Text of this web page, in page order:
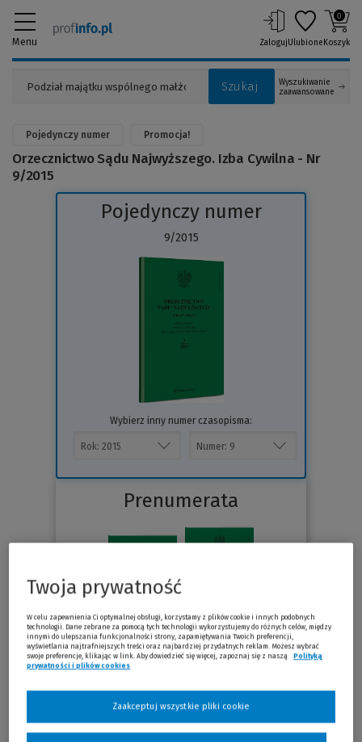
Menu
Szukaj
Wyszukiwanie
zaawansowane
ZalogujUlubione
0
Koszyk
Pojedynczy numer Promocja!
Orzecznictwo Sądu Najwyższego. Izba Cywilna - Nr
9/2015
Pojedynczy numer
9/2015
(Link
Wybierz inny numer czasopisma:
Prenumerata
Już od 91 zł /miesiąc
Sprawdź
Twoja prywatność
W celu zapewnienia Ci optymalnej obsługi, korzystamy z plików cookie i innych podobnych
technologii. Dane zebrane za pomocą tych technologii wykorzystujemy do różnych celów, między
innymi do ulepszania funkcjonalności strony, zapamiętywania Twoich preferencji,
wyświetlania najtrafniejszych treści oraz najbardziej przydatnych reklam. Możesz wybrać
swoje preferencje, klikając w link. Aby dowiedzieć się więcej, zapoznaj się z naszą
Polityką
prywatności i plików cookies
Zaakceptuj wszystkie pliki cookie